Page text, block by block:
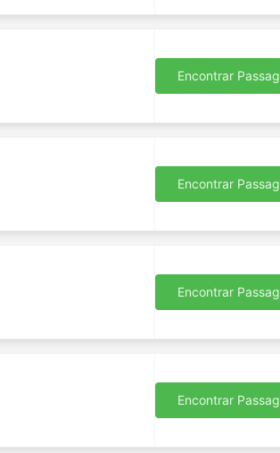
Encontrar
Encontrar
Encontrar
Encontrar